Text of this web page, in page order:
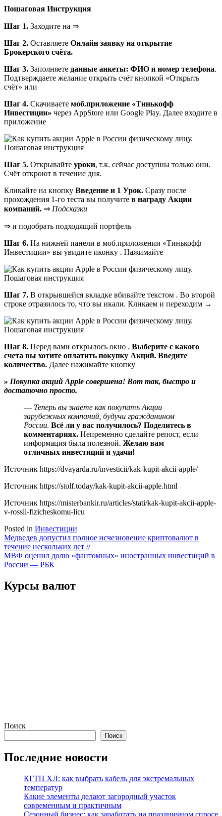
Пошаговая Инструкция
Шаг 1. Заходите на ⇒
Шаг 2. Оставляете Онлайн заявку на открытие
Брокерского счёта.
Шаг 3. Заполняете данные анкеты: ФИО и номер телефона.
Подтверждаете желание открыть счёт кнопкой «Открыть
счёт» или
Шаг 4. Скачиваете моб.приложение «Тинькофф
Инвестиции» через AppStore или Google Play. Далее входите в
приложение
Шаг 5. Открывайте уроки, т.к. сейчас доступны только они.
Счёт откроют в течение дня.
Кликайте на кнопку Введение и 1 Урок. Сразу после
прохождения 1-го теста вы получите в награду Акции
компаний. ⇒ Подсказки
⇒ и подобрать подходящий портфель
Шаг 6. На нижней панели в моб.приложении «Тинькофф
Инвестиции» вы увидите иконку . Нажимайте
Шаг 7. В открывшейся вкладке вбивайте текстом . Во второй
строке отразилось то, что вы икали. Кликаем и переходим →
Шаг 8. Перед вами открылось окно . Выберите с какого
счета вы хотите оплатить покупку Акций. Введите
количество. Далее нажимайте кнопку
» Покупка акций Apple совершена! Вот так, быстро и
достаточно просто.
— Теперь вы знаете как покупать Акции
зарубежных компаний, будучи гражданином
России. Всё ли у вас получилось? Поделитесь в
комментариях. Непременно сделайте репост, если
информация была полезной. Желаю вам
отличных инвестиций и удачи!
Источник https://dvayarda.ru/investicii/kak-kupit-akcii-apple/
Источник https://stolf.today/kak-kupit-akcii-apple.html
Источник https://misterbankir.ru/articles/stati/kak-kupit-akcii-apple-
v-rossii-fizicheskomu-licu
Posted in Инвестиции
Навигация
по
записям
Медведев допустил полное исчезновение криптовалют в
течение нескольких лет //
МВФ оценил долю «фантомных» иностранных инвестиций в
России — РБК
Курсы валют
Поиск
Поиск
Последние новости
КГТП ХЛ: как выбрать кабель для экстремальных
температур
Какие элементы делают загородный участок
современным и практичным
Сезонный бизнес: как заработать на праздничном спросе